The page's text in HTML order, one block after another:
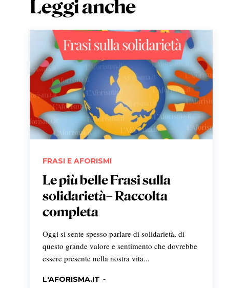
Leggi anche
FRASI E AFORISMI
Le più belle Frasi sulla
solidarietà– Raccolta
completa
Oggi si sente spesso parlare di solidarietà, di
questo grande valore e sentimento che dovrebbe
essere presente nella nostra vita...
L'AFORISMA.IT -